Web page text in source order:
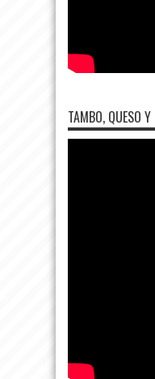
TAMBO, QUESO